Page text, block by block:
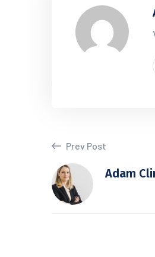
Prev Post
Adam